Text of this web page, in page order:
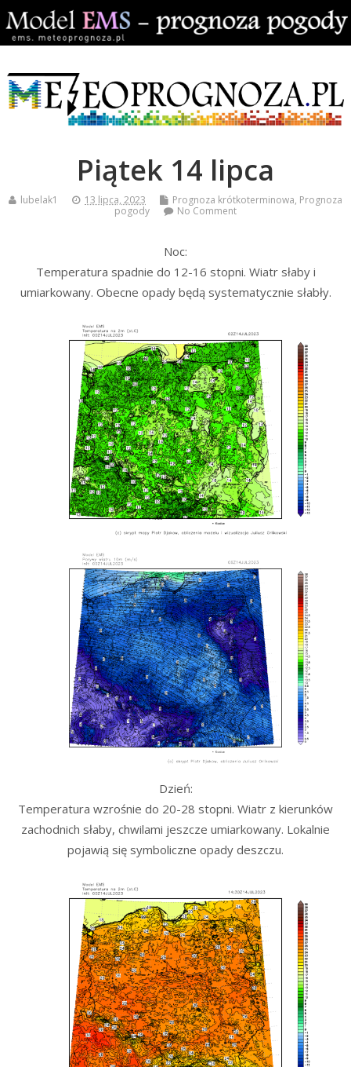
Piątek 14 lipca
lubelak1 13 lipca, 2023 Prognoza krótkoterminowa, Prognoza
pogody
No Comment
Noc:
Temperatura spadnie do 12-16 stopni. Wiatr słaby i
umiarkowany. Obecne opady będą systematycznie słabły.
Dzień:
Temperatura wzrośnie do 20-28 stopni. Wiatr z kierunków
zachodnich słaby, chwilami jeszcze umiarkowany. Lokalnie
pojawią się symboliczne opady deszczu.